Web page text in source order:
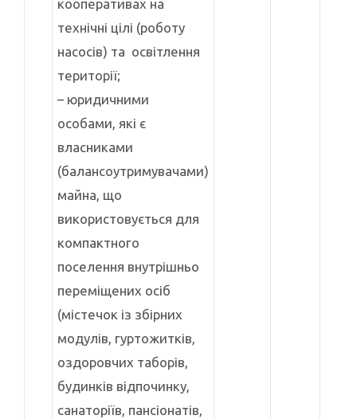
кооперативах на
технічні цілі (роботу
насосів) та освітлення
території;
– юридичними
особами, які є
власниками
(балансоутримувачами)
майна, що
використовується для
компактного
поселення внутрішньо
переміщених осіб
(містечок із збірних
модулів, гуртожитків,
оздоровчих таборів,
будинків відпочинку,
санаторіїв, пансіонатів,